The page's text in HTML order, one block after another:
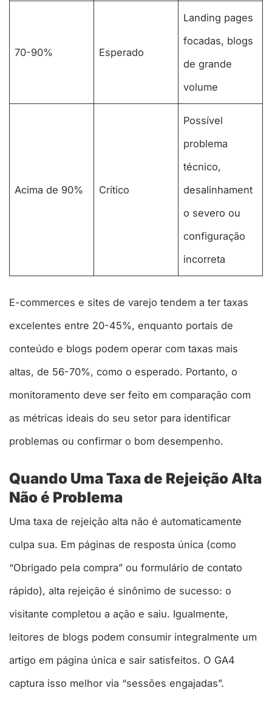
70-90% Esperado
Landing pages
focadas, blogs
de grande
volume
Acima de 90% Crítico
Possível
problema
técnico,
desalinhament
o severo ou
configuração
incorreta
E-commerces e sites de varejo tendem a ter taxas
excelentes entre 20-45%, enquanto portais de
conteúdo e blogs podem operar com taxas mais
altas, de 56-70%, como o esperado. Portanto, o
monitoramento deve ser feito em comparação com
as métricas ideais do seu setor para identificar
problemas ou confirmar o bom desempenho.
Quando Uma Taxa de Rejeição Alta
Não é Problema
Uma taxa de rejeição alta não é automaticamente
culpa sua. Em páginas de resposta única (como
“Obrigado pela compra” ou formulário de contato
rápido), alta rejeição é sinônimo de sucesso: o
visitante completou a ação e saiu. Igualmente,
leitores de blogs podem consumir integralmente um
artigo em página única e sair satisfeitos. O GA4
captura isso melhor via “sessões engajadas”.